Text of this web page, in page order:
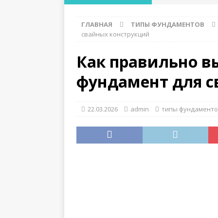
[ 30.07.2026 ]
[ 28.07.2026 ]
Где
ДЕРЕВЯННЫЕ
[ 27.07.2026 ]
слабых грунтах
ГЛАВНАЯ ТИПЫ ФУНДАМЕНТОВ
свайных конструкций
Как правильно
фундамент для
22.03.2026 admin типы